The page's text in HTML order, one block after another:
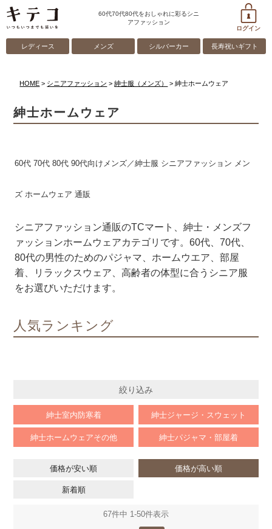
60代70代80代をおしゃれに彩るシニ
アファッション
ログイン
レディース メンズ シルバーカー 長寿祝いギフト
HOME シニアファッション 紳士服（メンズ） 紳士ホームウェア
紳士ホームウェア
60代 70代 80代 90代向けメンズ／紳士服 シニアファッション メン
ズ ホームウェア 通販
シニアファッション通販のTCマート、紳士・メンズフ
ァッションホームウェアカテゴリです。60代、70代、
80代の男性のためのパジャマ、ホームウエア、部屋
着、リラックスウェア、高齢者の体型に合うシニア服
をお選びいただけます。
人気ランキング
絞り込み
紳士室内防寒着 紳士ジャージ・スウェット
紳士ホームウェアその他 紳士パジャマ・部屋着
価格が安い順 価格が高い順
新着順
67件中 1-50件表示